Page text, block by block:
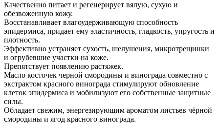
Качественно питает и регенерирует вялую, сухую и
обезвоженную кожу.
Восстанавливает влагоудерживающую способность
эпидермиса, придает ему эластичность, гладкость, упругость и
плотность.
Эффективно устраняет сухость, шелушения, микротрещинки
и огрубевшие участки на коже.
Препятствует появлению растяжек.
Масло косточек черной смородины и винограда совместно с
экстрактом красного винограда стимулируют обновление
клеток эпидермиса и мобилизуют его собственные защитные
силы.
Обладает свежим, энергезирующим ароматом листьев чёрной
смородины и ягод красного винограда.